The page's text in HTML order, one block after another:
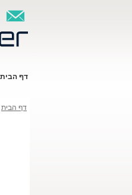
דף הבית
דף הבית